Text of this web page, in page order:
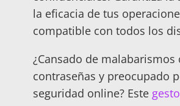
la eficacia de tus
compatible con todos los
¿Cansado de malabarismos
contraseñas y preocupado
seguridad online? Este